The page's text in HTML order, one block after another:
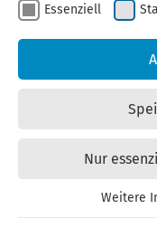
Die Thüringer
sucht zum
Essenziell
Nur
Essenzielle Cookies
Weitere